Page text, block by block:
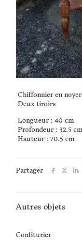
Chiffonnier en
Deux tiroirs
Longueur : 40 cm
Profondeur : 32.5 cm
Hauteur : 70.5 cm
Partager
Autres objets
Confiturier